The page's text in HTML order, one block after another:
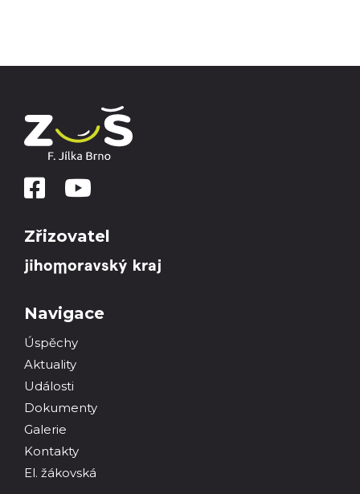
Zřizovatel
Navigace
Úspěchy
Aktuality
Události
Dokumenty
Galerie
Kontakty
El. žákovská